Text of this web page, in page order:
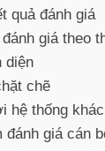
quả đánh giá
giá theo
diện
chẽ
hệ thống khác
giá cán